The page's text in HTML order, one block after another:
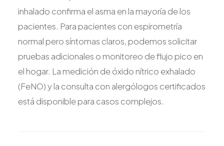
inhalado confirma el asma en la mayoría de los
pacientes. Para pacientes con espirometría
normal pero síntomas claros, podemos solicitar
pruebas adicionales o monitoreo de flujo pico en
el hogar. La medición de óxido nítrico exhalado
(FeNO) y la consulta con alergólogos certificados
está disponible para casos complejos.